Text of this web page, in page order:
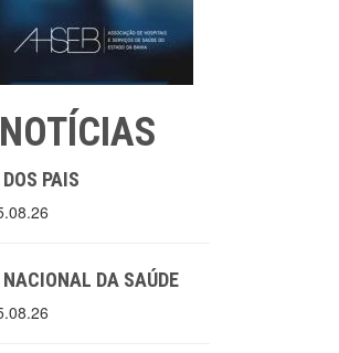
PAIS
DA SAÚDE